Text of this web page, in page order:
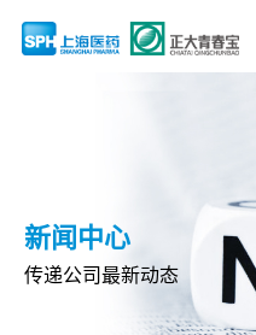
新闻中心
传递公司最新动态